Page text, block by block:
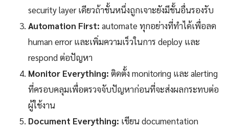
security layer เดียวถ้าชั้นหนึ่งถูกเจาะยังมีชั้นอื่นรองรับ
Automation First: automate ทุกอย่างที่ทำได้เพื่อลด
human error และเพิ่มความเร็วในการ deploy และ
respond ต่อปัญหา
Monitor Everything: ติดตั้ง monitoring และ alerting
ที่ครอบคลุมเพื่อตรวจจับปัญหาก่อนที่จะส่งผลกระทบต่อ
ผู้ใช้งาน
Document Everything: เขียน documentation